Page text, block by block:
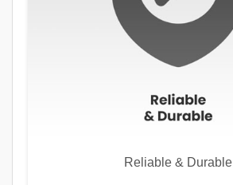
Reliable & Durable